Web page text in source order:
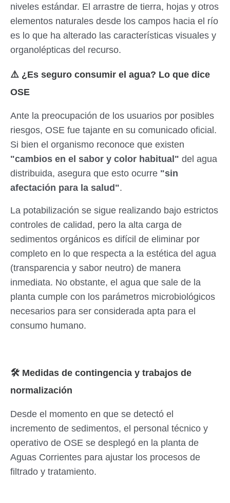
niveles estándar. El arrastre de tierra, hojas y otros
elementos naturales desde los campos hacia el río
es lo que ha alterado las características visuales y
organolépticas del recurso.
⚠️ ¿Es seguro consumir el agua? Lo que dice
OSE
Ante la preocupación de los usuarios por posibles
riesgos, OSE fue tajante en su comunicado oficial.
Si bien el organismo reconoce que existen
"cambios en el sabor y color habitual" del agua
distribuida, asegura que esto ocurre "sin
afectación para la salud".
La potabilización se sigue realizando bajo estrictos
controles de calidad, pero la alta carga de
sedimentos orgánicos es difícil de eliminar por
completo en lo que respecta a la estética del agua
(transparencia y sabor neutro) de manera
inmediata. No obstante, el agua que sale de la
planta cumple con los parámetros microbiológicos
necesarios para ser considerada apta para el
consumo humano.
🛠️ Medidas de contingencia y trabajos de
normalización
Desde el momento en que se detectó el
incremento de sedimentos, el personal técnico y
operativo de OSE se desplegó en la planta de
Aguas Corrientes para ajustar los procesos de
filtrado y tratamiento.